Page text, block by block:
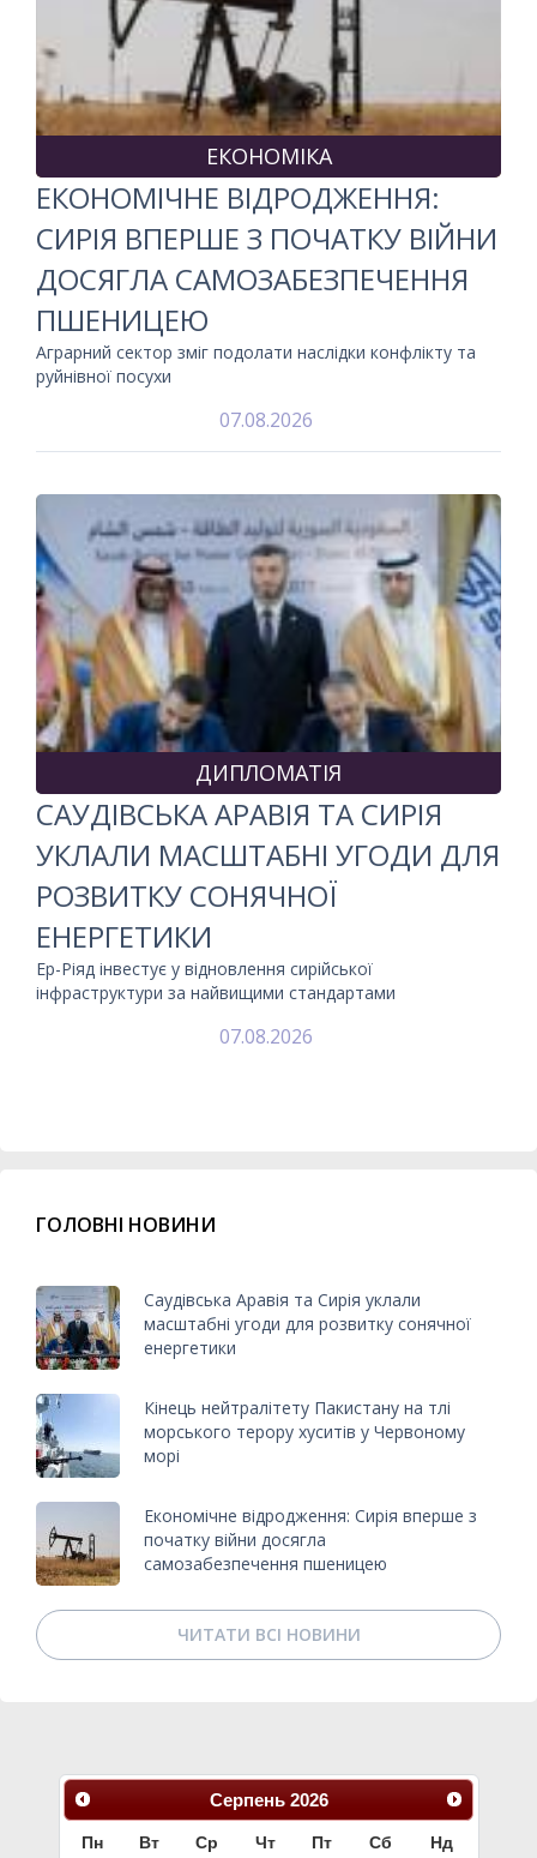
ЕКОНОМІКА
ЕКОНОМІЧНЕ ВІДРОДЖЕННЯ:
СИРІЯ ВПЕРШЕ З ПОЧАТКУ ВІЙНИ
ДОСЯГЛА САМОЗАБЕЗПЕЧЕННЯ
ПШЕНИЦЕЮ
Аграрний сектор зміг подолати наслідки конфлікту та
руйнівної посухи
07.08.2026
ДИПЛОМАТІЯ
САУДІВСЬКА АРАВІЯ ТА СИРІЯ
УКЛАЛИ МАСШТАБНІ УГОДИ ДЛЯ
РОЗВИТКУ СОНЯЧНОЇ
ЕНЕРГЕТИКИ
Ер-Ріяд інвестує у відновлення сирійської
інфраструктури за найвищими стандартами
07.08.2026
ГОЛОВНІ НОВИНИ
Саудівська Аравія та Сирія уклали
масштабні угоди для розвитку сонячної
енергетики
Кінець нейтралітету Пакистану на тлі
морського терору хуситів у Червоному
морі
Економічне відродження: Сирія вперше з
початку війни досягла
самозабезпечення пшеницею
ЧИТАТИ ВСІ НОВИНИ
Серпень 2026
Пн Вт Ср Чт Пт Сб Нд